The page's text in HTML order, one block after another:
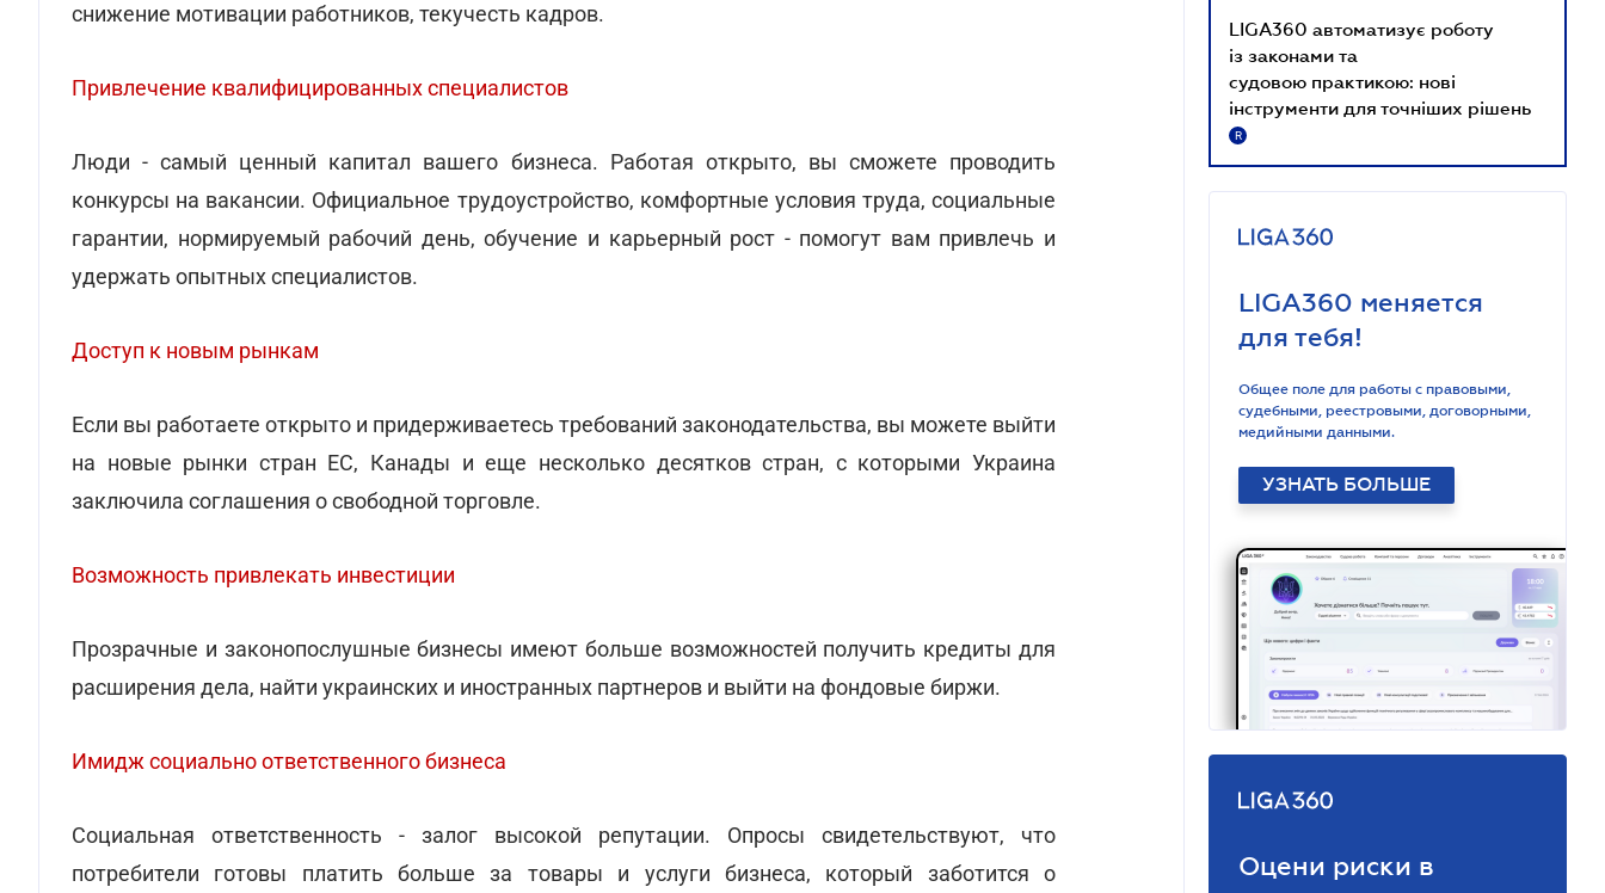
снижение мотивации работников, текучесть кадров.
Привлечение квалифицированных специалистов
Люди - самый ценный капитал вашего бизнеса. Работая открыто, вы сможете проводить
конкурсы на вакансии. Официальное трудоустройство, комфортные условия труда, социальные
гарантии, нормируемый рабочий день, обучение и карьерный рост - помогут вам привлечь и
удержать опытных специалистов.
Доступ к новым рынкам
Если вы работаете открыто и придерживаетесь требований законодательства, вы можете выйти
на новые рынки стран ЕС, Канады и еще несколько десятков стран, с которыми Украина
заключила соглашения о свободной торговле.
Возможность привлекать инвестиции
Прозрачные и законопослушные бизнесы имеют больше возможностей получить кредиты для
расширения дела, найти украинских и иностранных партнеров и выйти на фондовые биржи.
Имидж социально ответственного бизнеса
Социальная ответственность - залог высокой репутации. Опросы свидетельствуют, что
потребители готовы платить больше за товары и услуги бизнеса, который заботится о
LIGA360 автоматизує роботу
із законами та
судовою практикою: нові
інструменти для точніших рішень
R
LIGA360 меняется
для тебя!
Общее поле для работы с правовыми,
судебными, реестровыми, договорными,
медийными данными.
УЗНАТЬ БОЛЬШЕ
Оцени риски в